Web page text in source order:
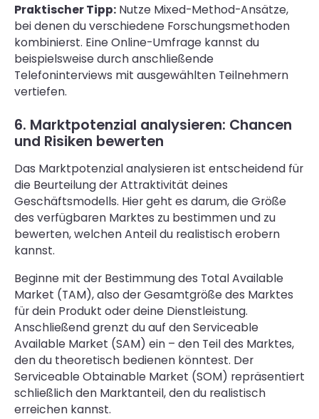
Praktischer Tipp:Nutze Mixed-Method-Ansätze,
bei denen du verschiedene Forschungsmethoden
kombinierst. Eine Online-Umfrage kannst du
beispielsweise durch anschließende
Telefoninterviews mit ausgewählten Teilnehmern
vertiefen.
6. Marktpotenzial analysieren: Chancen
und Risiken bewerten
Das Marktpotenzial analysieren ist entscheidend für
die Beurteilung der Attraktivität deines
Geschäftsmodells. Hier geht es darum, die Größe
des verfügbaren Marktes zu bestimmen und zu
bewerten, welchen Anteil du realistisch erobern
kannst.
Beginne mit der Bestimmung des Total Available
Market (TAM), also der Gesamtgröße des Marktes
für dein Produkt oder deine Dienstleistung.
Anschließend grenzt du auf den Serviceable
Available Market (SAM) ein – den Teil des Marktes,
den du theoretisch bedienen könntest. Der
Serviceable Obtainable Market (SOM) repräsentiert
schließlich den Marktanteil, den du realistisch
erreichen kannst.